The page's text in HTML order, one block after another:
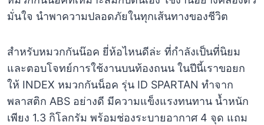
มั่นใจ นำพาความปลอดภัยในทุกเส้นทางของชีวิต
สำหรับหมวกกันน๊อค ยี่ห้อไหนดีล่ะ ที่กำลังเป็นที่นิยม
และตอบโจทย์การใช้งานบนท้องถนน ในปีนี้เราขอยก
ให้ INDEX หมวกกันน็อค รุ่น ID SPARTAN ทำจาก
พลาสติก ABS อย่างดี มีความแข็งแรงทนทาน น้ำหนัก
เพียง 1.3 กิโลกรัม พร้อมช่องระบายอากาศ 4 จุด แถม